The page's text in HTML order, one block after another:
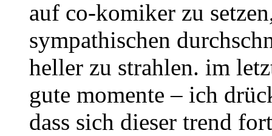
auf co-komiker zu
sympathischen
heller zu strahlen. im
gute momente – ich
dass sich dieser trend